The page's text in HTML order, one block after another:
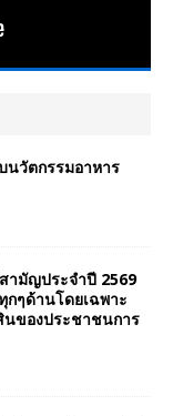
นวัตกรรมอาหาร
มัญประจำปี 2569
ๆด้านโดยเฉพาะ
ของประชาชนการ